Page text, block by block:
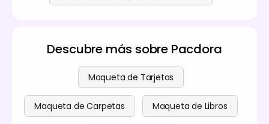
Descubre más sobre Pacdora
Maqueta de Tarjetas
Maqueta de Carpetas Maqueta de Libros